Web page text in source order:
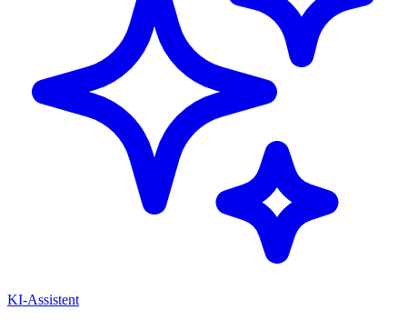
KI-Assistent